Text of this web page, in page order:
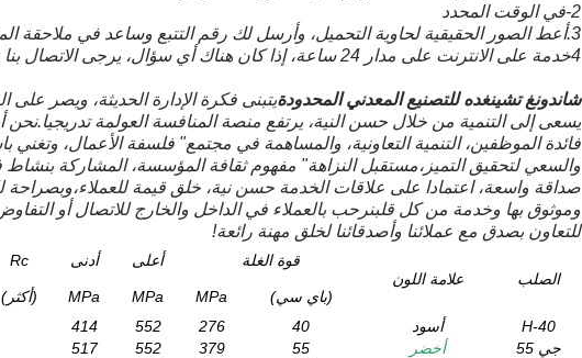
2-في الوقت المحدد
3.أعط الصور الحقيقية لحاوية التحميل، وأرسل لك رقم التتبع وساعد في ملاحقة المنتجات حتى تصل البضائع إليك
4خدمة على الانترنت على مدار 24 ساعة، إذا كان هناك أي سؤال، يرجى الاتصال بنا في أي وقت في راحتك.
شاندونغ تشينغده للتصنيع المعدني المحدودةيتبنى فكرة الإدارة الحديثة، ويصر على
يسعى إلى التنمية من خلال حسن النية، يرتفع منصة المنافسة العولمة تدريجيا.نحن
فائدة الموظفين، التنمية التعاونية، والمساهمة في مجتمع" فلسفة الأعمال، وتغني
والسعي لتحقيق التميز،مستقبل النزاهة" مفهوم ثقافة المؤسسة، المشاركة
صداقة واسعة، اعتمادا على علاقات الخدمة حسن نية، خلق قيمة للعملاء،وبصراحة
وموثوق بها وخدمة من كل قلبنرحب بالعملاء في الداخل والخارج للاتصال أو
للتعاون بصدق مع عملائنا وأصدقائنا لخلق مهنة رائعة!
الصلب علامة اللون
قوة الغلة أعلى أدنى Rc
(باي سي) MPa
MPa
MPa (أكثر)
H-40
أسود 40
276
552
414
جي 55
أخضر 55
379
552
517